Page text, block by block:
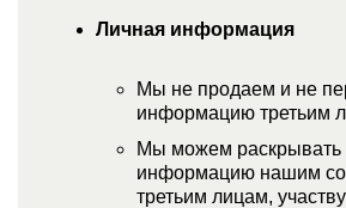
Личная информация
Мы не продаем и не
информацию третьим
Мы можем раскрывать
информацию нашим
третьим лицам,